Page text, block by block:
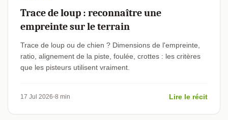
Trace de loup : reconnaître une
empreinte sur le terrain
Trace de loup ou de chien ? Dimensions de l'empreinte,
ratio, alignement de la piste, foulée, crottes : les critères
que les pisteurs utilisent vraiment.
17 Jul 2026 8 min Lire le récit